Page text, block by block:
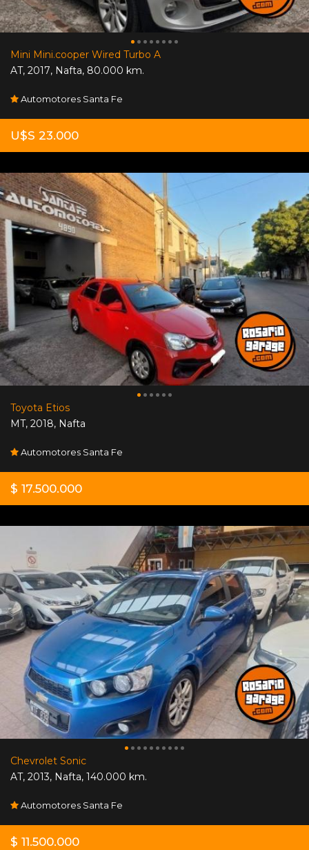
Mini Mini.cooper Wired Turbo A
AT, 2017, Nafta, 80.000 km.
Automotores Santa Fe
U$S 23.000
Toyota Etios
MT, 2018, Nafta
Automotores Santa Fe
$ 17.500.000
Chevrolet Sonic
AT, 2013, Nafta, 140.000 km.
Automotores Santa Fe
$ 11.500.000